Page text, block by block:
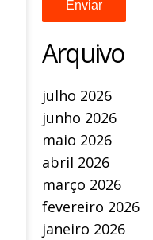
Arquivo
julho 2026
junho 2026
maio 2026
abril 2026
março 2026
fevereiro 2026
janeiro 2026